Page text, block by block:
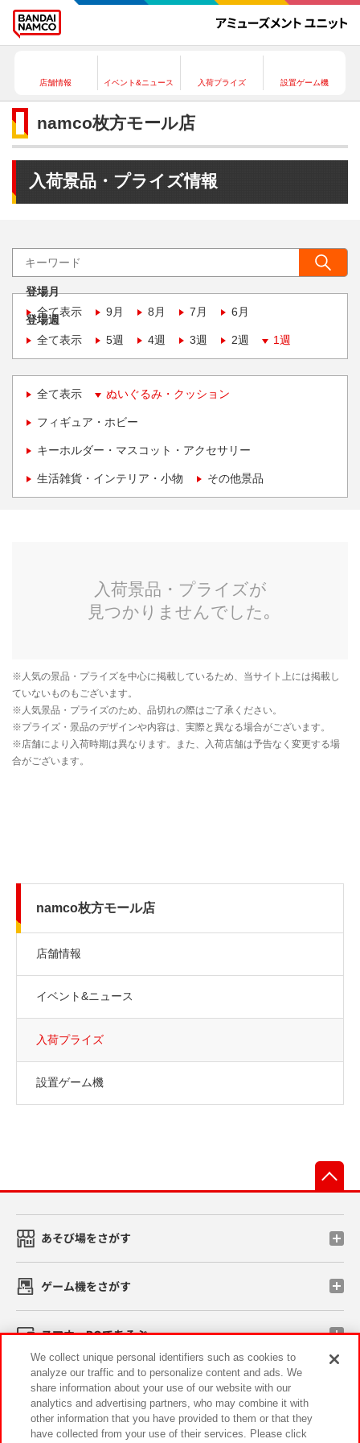
店舗情報 イベント&ニュース 入荷プライズ 設置ゲーム機
namco枚方モール店
入荷景品・プライズ情報
登場月
全て表示
9月 8月 7月 6月
登場週
全て表示
5週 4週 3週 2週 1週
全て表示 ぬいぐるみ・クッション
フィギュア・ホビー
キーホルダー・マスコット・アクセサリー
生活雑貨・インテリア・小物 その他景品
namco枚方モール店
店舗情報
イベント&ニュース
入荷プライズ
設置ゲーム機
あそび場をさがす
ゲーム機をさがす
スマホ・PCであそぶ
イベント・キャンペーン
We collect unique personal identifiers such as cookies to
analyze our traffic and to personalize content and ads. We
share information about your use of our website with our
analytics and advertising partners, who may combine it with
other information that you have provided to them or that they
have collected from your use of their services. Please click